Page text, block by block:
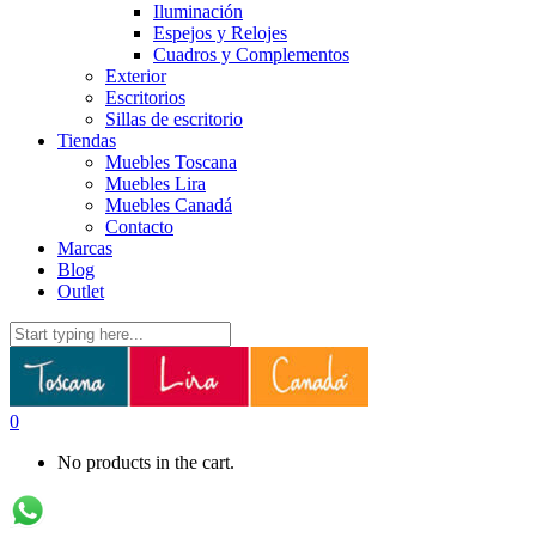
Iluminación
Espejos y Relojes
Cuadros y Complementos
Exterior
Escritorios
Sillas de escritorio
Tiendas
Muebles Toscana
Muebles Lira
Muebles Canadá
Contacto
Marcas
Blog
Outlet
0
No products in the cart.